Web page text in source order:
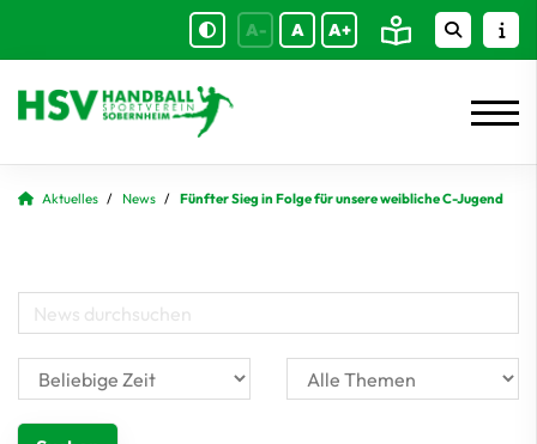
A- A A+
Aktuelles News Fünfter Sieg in Folge für unsere weibliche C-Jugend